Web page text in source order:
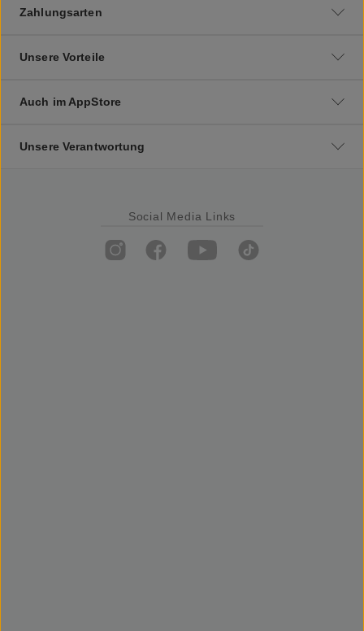
Zahlungsarten
Unsere Vorteile
Auch im AppStore
Unsere Verantwortung
Social Media Links